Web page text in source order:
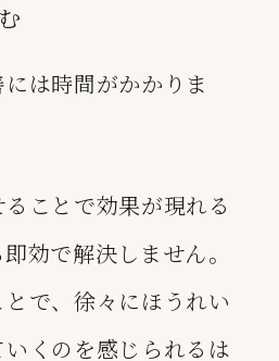
は時間がかかりま
ことで効果が現れる
効で解決しません。
で、徐々にほうれい
くのを感じられるは